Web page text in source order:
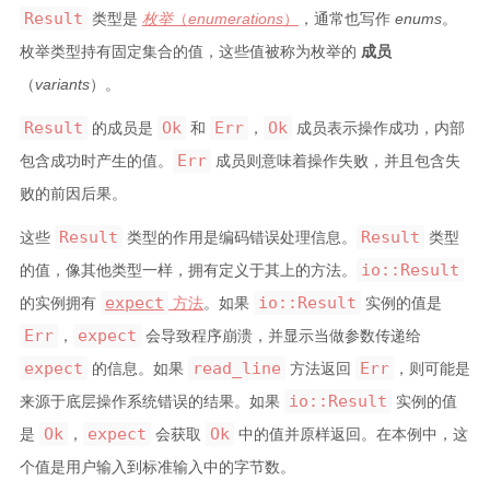
Result 类型是 枚举（enumerations） ，通常也写作 enums。
枚举类型持有固定集合的值，这些值被称为枚举的 成员
（variants）。
Result 的成员是 Ok 和 Err ， Ok 成员表示操作成功，内部
包含成功时产生的值。
Err 成员则意味着操作失败，并且包含失
败的前因后果。
这些 Result 类型的作用是编码错误处理信息。 Result 类型
的值，像其他类型一样，拥有定义于其上的方法。
io::Result
的实例拥有 expect 方法。如果 io::Result 实例的值是
Err ， expect 会导致程序崩溃，并显示当做参数传递给
expect 的信息。如果 read_line 方法返回 Err
，则可能是
来源于底层操作系统错误的结果。如果
io::Result
实例的值
是
Ok ， expect 会获取 Ok 中的值并原样返回。在本例中，这
个值是用户输入到标准输入中的字节数。